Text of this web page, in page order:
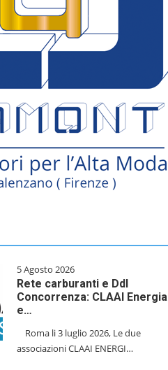
5 Agosto 2026
Rete carburanti e Ddl
Concorrenza: CLAAI Energia
e…
​Roma li 3 luglio 2026, Le due
associazioni CLAAI ENERGI…